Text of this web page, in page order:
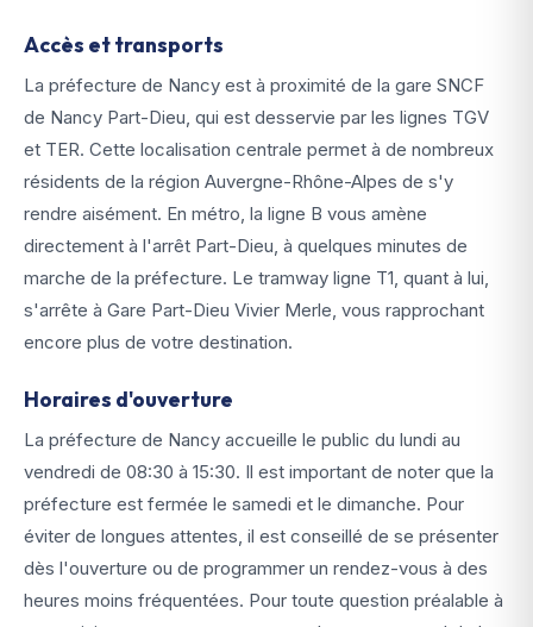
Accès et transports
La préfecture de Nancy est à proximité de la gare SNCF
de Nancy Part-Dieu, qui est desservie par les lignes TGV
et TER. Cette localisation centrale permet à de nombreux
résidents de la région Auvergne-Rhône-Alpes de s'y
rendre aisément. En métro, la ligne B vous amène
directement à l'arrêt Part-Dieu, à quelques minutes de
marche de la préfecture. Le tramway ligne T1, quant à lui,
s'arrête à Gare Part-Dieu Vivier Merle, vous rapprochant
encore plus de votre destination.
Horaires d'ouverture
La préfecture de Nancy accueille le public du lundi au
vendredi de 08:30 à 15:30. Il est important de noter que la
préfecture est fermée le samedi et le dimanche. Pour
éviter de longues attentes, il est conseillé de se présenter
dès l'ouverture ou de programmer un rendez-vous à des
heures moins fréquentées. Pour toute question préalable à